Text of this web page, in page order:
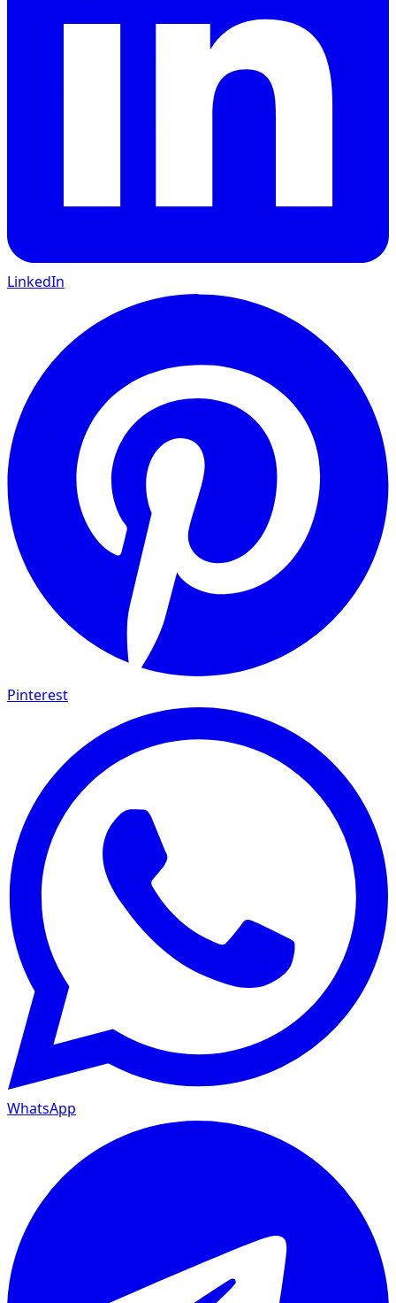
LinkedIn
Pinterest
WhatsApp